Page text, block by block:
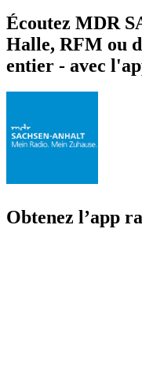
Écoutez MDR
Halle, RFM ou
entier - avec
Obtenez l’app